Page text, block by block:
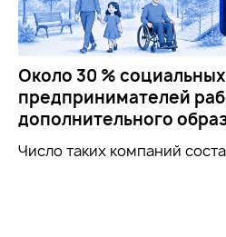
Около 30 % социальных
предпринимателей
дополнительного
Число таких компаний